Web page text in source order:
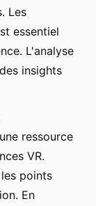
Les
essentiel
L'analyse
insights
ressource
VR.
points
En